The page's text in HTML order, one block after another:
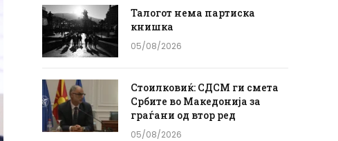
Талогот нема партиска
книшка
05/08/2026
Стоилковиќ: СДСМ ги смета
Србите во Македонија за
граѓани од втор ред
05/08/2026